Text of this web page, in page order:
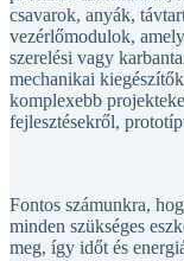
csavarok, anyák,
vezérlőmodulok,
szerelési vagy
mechanikai
komplexebb
fejlesztésekről,
Fontos számunkra,
minden szükséges
meg, így időt és